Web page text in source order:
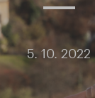
5. 10. 2022